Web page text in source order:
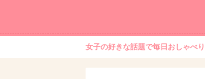
女子の好きな話題で毎日おしゃべ